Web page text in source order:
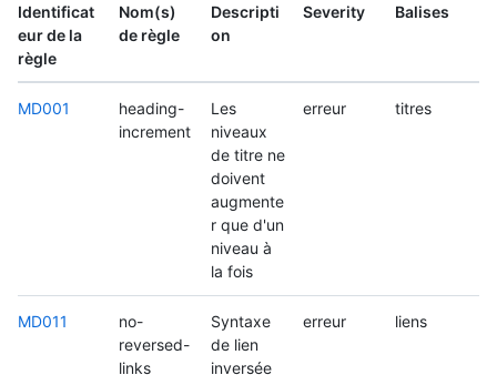
Identificat
eur de la
règle
Nom(s)
de règle
Descripti
on
Severity Balises
MD001
heading-
increment
Les
niveaux
de titre ne
doivent
augmente
r que d'un
niveau à
la fois
erreur titres
MD011
no-
reversed-
links
Syntaxe
de lien
inversée
erreur liens